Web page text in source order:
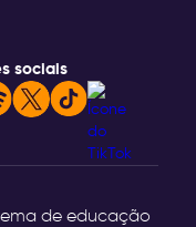
sociais
de educação